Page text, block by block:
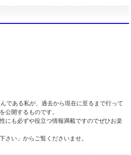
である私が、過去から現在に至るまで行って
公開するものです。
にも必ずや役立つ情報満載ですのでぜひお楽
さい」からご覧くださいませ。